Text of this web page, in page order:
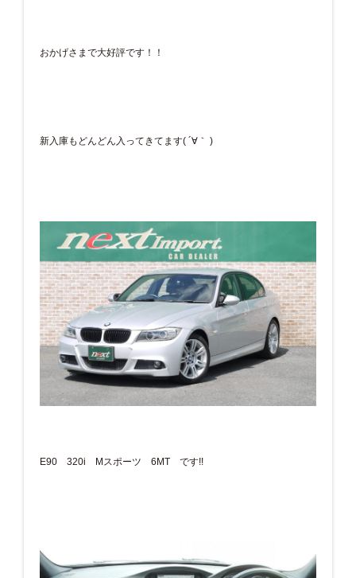
おかげさまで大好評です！！
新入庫もどんどん入ってきてます( ´∀｀ )
E90 320i Mスポーツ 6MT です!!